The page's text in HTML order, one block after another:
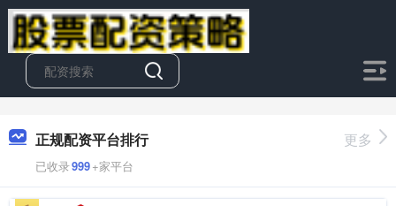
正规配资平台排行
已收录999+家平台
更多